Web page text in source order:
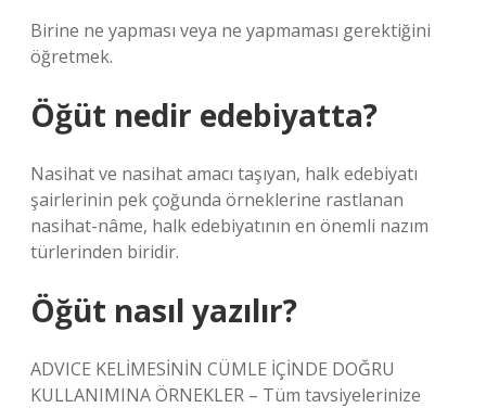
Birine ne yapması veya ne yapmaması gerektiğini
öğretmek.
Öğüt nedir edebiyatta?
Nasihat ve nasihat amacı taşıyan, halk edebiyatı
şairlerinin pek çoğunda örneklerine rastlanan
nasihat-nâme, halk edebiyatının en önemli nazım
türlerinden biridir.
Öğüt nasıl yazılır?
ADVICE KELİMESİNİN CÜMLE İÇİNDE DOĞRU
KULLANIMINA ÖRNEKLER – Tüm tavsiyelerinize